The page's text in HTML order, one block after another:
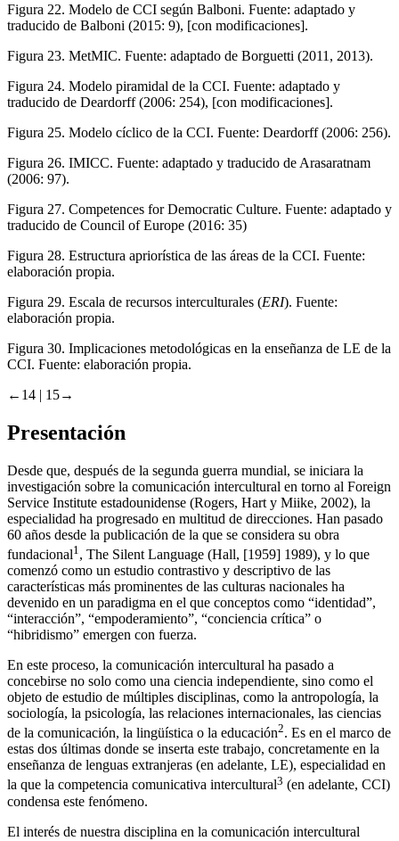
Figura 22. Modelo de CCI según Balboni. Fuente: adaptado y
traducido de Balboni (2015: 9), [con modificaciones].
Figura 23. MetMIC. Fuente: adaptado de Borguetti (2011, 2013).
Figura 24. Modelo piramidal de la CCI. Fuente: adaptado y
traducido de Deardorff (2006: 254), [con modificaciones].
Figura 25. Modelo cíclico de la CCI. Fuente: Deardorff (2006: 256).
Figura 26. IMICC. Fuente: adaptado y traducido de Arasaratnam
(2006: 97).
Figura 27. Competences for Democratic Culture. Fuente: adaptado y
traducido de Council of Europe (2016: 35)
Figura 28. Estructura apriorística de las áreas de la CCI. Fuente:
elaboración propia.
Figura 29. Escala de recursos interculturales (ERI). Fuente:
elaboración propia.
Figura 30. Implicaciones metodológicas en la enseñanza de LE de la
CCI. Fuente: elaboración propia.
←14 | 15→
Presentación
Desde que, después de la segunda guerra mundial, se iniciara la
investigación sobre la comunicación intercultural en torno al Foreign
Service Institute estadounidense (Rogers, Hart y Miike, 2002), la
especialidad ha progresado en multitud de direcciones. Han pasado
60 años desde la publicación de la que se considera su obra
fundacional1 , The Silent Language (Hall, [1959] 1989), y lo que
comenzó como un estudio contrastivo y descriptivo de las
características más prominentes de las culturas nacionales ha
devenido en un paradigma en el que conceptos como “identidad”,
“interacción”, “empoderamiento”, “conciencia crítica” o
“hibridismo” emergen con fuerza.
En este proceso, la comunicación intercultural ha pasado a
concebirse no solo como una ciencia independiente, sino como el
objeto de estudio de múltiples disciplinas, como la antropología, la
sociología, la psicología, las relaciones internacionales, las ciencias
de la comunicación, la lingüística o la educación2. Es en el marco de
estas dos últimas donde se inserta este trabajo, concretamente en la
enseñanza de lenguas extranjeras (en adelante, LE), especialidad en
la que la competencia comunicativa intercultural3 (en adelante, CCI)
condensa este fenómeno.
El interés de nuestra disciplina en la comunicación intercultural